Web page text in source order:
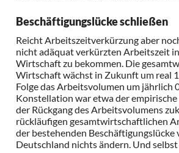
Beschäftigungslücke schließen
Reicht Arbeitszeitverkürzung aber
nicht adäquat verkürzten Arbeitszeit
Wirtschaft zu bekommen. Die
Wirtschaft wächst in Zukunft um real
Folge das Arbeitsvolumen um
Konstellation war etwa der
der Rückgang des Arbeitsvolumens
rückläufigen gesamtwirtschaftlichen
der bestehenden
Deutschland nichts ändern. Und